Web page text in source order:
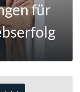
für